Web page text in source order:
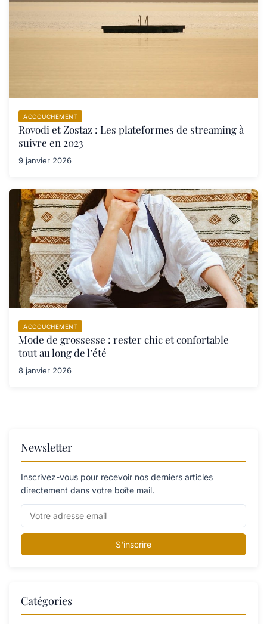
ACCOUCHEMENT
Rovodi et Zostaz : Les plateformes de streaming à
suivre en 2023
9 janvier 2026
ACCOUCHEMENT
Mode de grossesse : rester chic et confortable
tout au long de l’été
8 janvier 2026
Newsletter
Inscrivez-vous pour recevoir nos derniers articles
directement dans votre boîte mail.
S'inscrire
Catégories